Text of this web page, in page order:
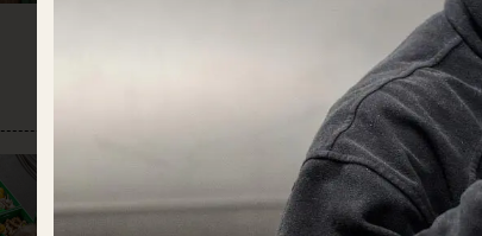
GEMÜSEHOF
BARONICK